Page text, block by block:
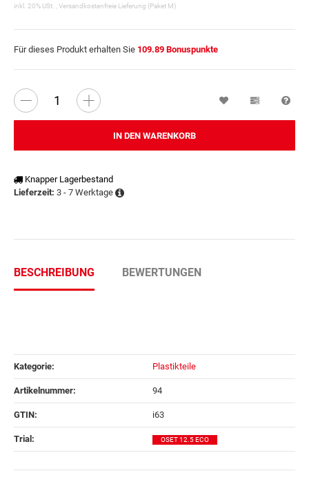
inkl. 20% USt. ,Versandkostenfreie Lieferung (Paket M)
Für dieses Produkt erhalten Sie 109.89 Bonuspunkte
IN DEN WARENKORB
Knapper Lagerbestand
Lieferzeit: 3 - 7 Werktage
Wunschzettel
BESCHREIBUNG BEWERTUNGEN
Kategorie: Plastikteile
Artikelnummer: 94
GTIN: i63
Trial‍: OSET 12.5 ECO